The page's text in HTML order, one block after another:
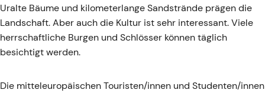
Uralte Bäume und kilometerlange Sandstrände prägen die
Landschaft. Aber auch die Kultur ist sehr interessant. Viele
herrschaftliche Burgen und Schlösser können täglich
besichtigt werden.
Die mitteleuropäischen Touristen/innen und Studenten/innen